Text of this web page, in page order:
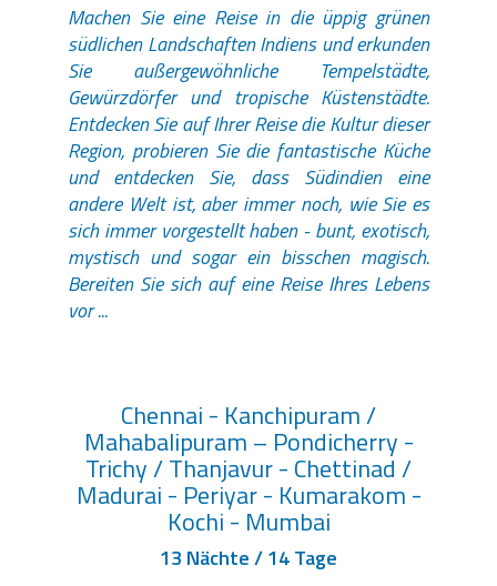
Machen Sie eine Reise in die üppig grünen
südlichen Landschaften Indiens und erkunden
Sie außergewöhnliche Tempelstädte,
Gewürzdörfer und tropische Küstenstädte.
Entdecken Sie auf Ihrer Reise die Kultur dieser
Region, probieren Sie die fantastische Küche
und entdecken Sie, dass Südindien eine
andere Welt ist, aber immer noch, wie Sie es
sich immer vorgestellt haben - bunt, exotisch,
mystisch und sogar ein bisschen magisch.
Bereiten Sie sich auf eine Reise Ihres Lebens
vor ...
Chennai - Kanchipuram /
Mahabalipuram – Pondicherry -
Trichy / Thanjavur - Chettinad /
Madurai - Periyar - Kumarakom -
Kochi - Mumbai
13 Nächte / 14 Tage